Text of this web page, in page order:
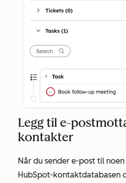
Legg til e-
kontakter
Når du sender e-post til
HubSpot-kontaktdatabasen